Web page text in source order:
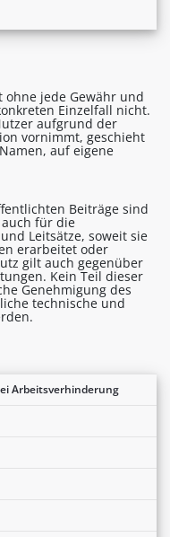
Arbeitsverhinderung
jede Gewähr und
Einzelfall nicht.
aufgrund der
vornimmt, geschieht
auf eigene
Beiträge sind
für die
Leitsätze, soweit sie
erarbeitet oder
gilt auch gegenüber
Kein Teil dieser
Genehmigung des
technische und